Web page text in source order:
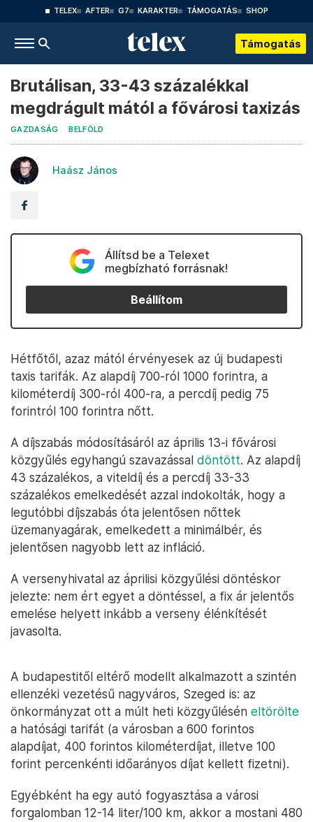
TELEX AFTER G7 KARAKTER TÁMOGATÁS SHOP
Támogatás
Brutálisan, 33-43 százalékkal
megdrágult mától a fővárosi taxizás
GAZDASÁG BELFÖLD
Haász János
Állítsd be a Telexet
megbízható forrásnak!
Beállítom
Hétfőtől, azaz mától érvényesek az új budapesti
taxis tarifák. Az alapdíj 700-ról 1000 forintra, a
kilométerdíj 300-ról 400-ra, a percdíj pedig 75
forintról 100 forintra nőtt.
A díjszabás módosításáról az április 13-i fővárosi
közgyűlés egyhangú szavazással döntött. Az alapdíj
43 százalékos, a viteldíj és a percdíj 33-33
százalékos emelkedését azzal indokolták, hogy a
legutóbbi díjszabás óta jelentősen nőttek
üzemanyagárak, emelkedett a minimálbér, és
jelentősen nagyobb lett az infláció.
A versenyhivatal az áprilisi közgyűlési döntéskor
jelezte: nem ért egyet a döntéssel, a fix ár jelentős
emelése helyett inkább a verseny élénkítését
javasolta.
A budapestitől eltérő modellt alkalmazott a szintén
ellenzéki vezetésű nagyváros, Szeged is: az
önkormányzat ott a múlt heti közgyűlésén eltörölte
a hatósági tarifát (a városban a 600 forintos
alapdíjat, 400 forintos kilométerdíjat, illetve 100
forint percenkénti időarányos díjat kellett fizetni).
Egyébként ha egy autó fogyasztása a városi
forgalomban 12-14 liter/100 km, akkor a mostani 480